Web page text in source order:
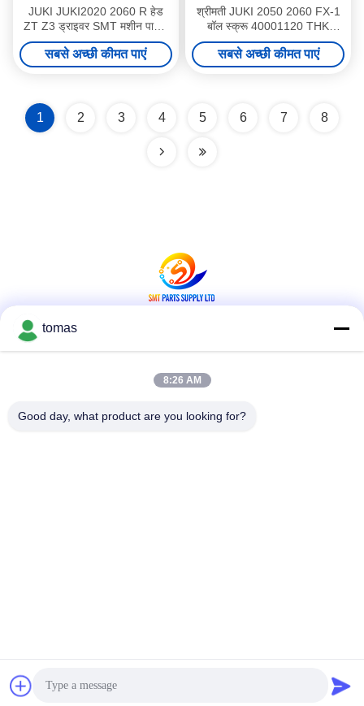
JUKI JUKI2020 2060 R हेड
ZT Z3 ड्राइवर SMT मशीन पार्ट्स
40003321
सबसे अच्छी कीमत पाएं
श्रीमती JUKI 2050 2060 FX-1
बॉल स्क्रू 40001120 THK
BLK0606SM-3G1 +
142.555M
सबसे अच्छी कीमत पाएं
1 2 3 4 5 6 7 8
त्वरित संपर्क
SMT PARTS SUPPLY LTD . सब सभी अधिकार सुरक्षित.
tomas
8:26 AM
Good day, what product are you looking for?